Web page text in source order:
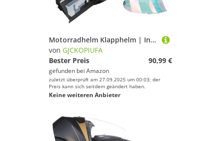
Motorradhelm Klapphelm | Integralhelm | Mit Sonnenblende | ECE 22.06 Zertifiziert | Fullface Helm Rollerhelm Sturzhelm | Für Damen Herren G,XXL/(63~64cm)
von GJCKOPIUFA
Bester Preis
90,99 €
gefunden bei Amazon
zuletzt überprüft am 27.09.2025 um 00:03; der
Preis kann sich seitdem geändert haben.
Keine weiteren Anbieter